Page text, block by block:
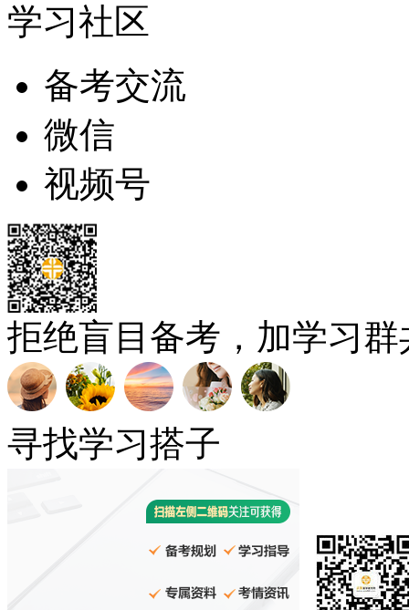
学习社区
备考交流
微信
视频号
拒绝盲目备考，加学习
寻找学习搭子